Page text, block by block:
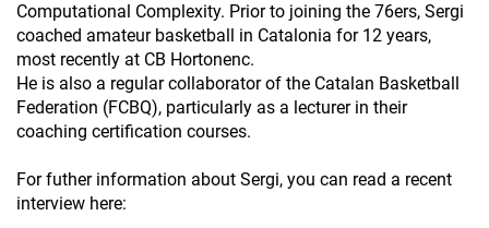
Computational Complexity. Prior to joining the 76ers, Sergi
coached amateur basketball in Catalonia for 12 years,
most recently at CB Hortonenc.
He is also a regular collaborator of the Catalan Basketball
Federation (FCBQ), particularly as a lecturer in their
coaching certification courses.
For futher information about Sergi, you can read a recent
interview here: